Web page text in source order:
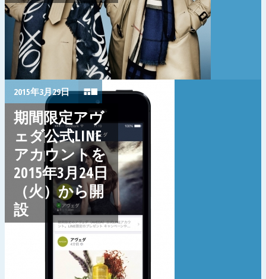
2015年3月29日
期間限定アヴ
ェダ公式LINE
アカウントを
2015年3月24日
（火）から開
設